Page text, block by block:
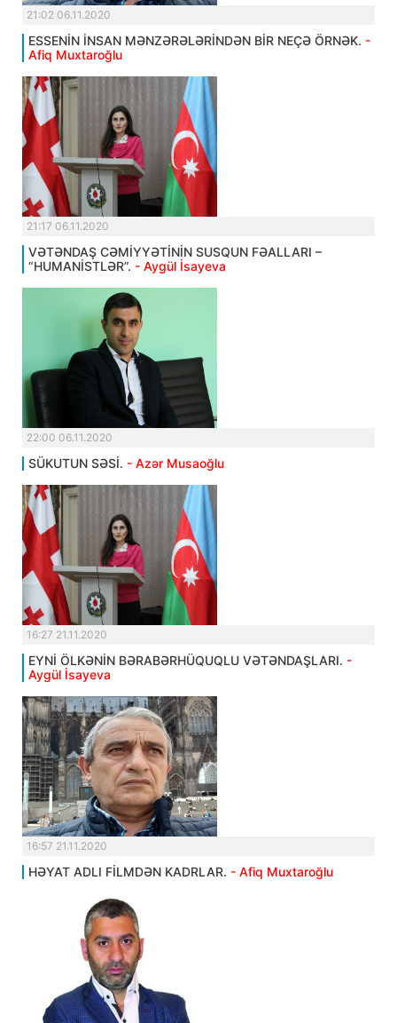
21:02 06.11.2020
ESSENİN İNSAN MƏNZƏRƏLƏRİNDƏN BİR NEÇƏ ÖRNƏK. -
Afiq Muxtaroğlu
21:17 06.11.2020
VƏTƏNDAŞ CƏMİYYƏTİNİN SUSQUN FƏALLARI –
“HUMANİSTLƏR”. - Aygül İsayeva
22:00 06.11.2020
SÜKUTUN SƏSİ. - Azər Musaoğlu
16:27 21.11.2020
EYNİ ÖLKƏNİN BƏRABƏRHÜQUQLU VƏTƏNDAŞLARI. -
Aygül İsayeva
16:57 21.11.2020
HƏYAT ADLI FİLMDƏN KADRLAR. - Afiq Muxtaroğlu